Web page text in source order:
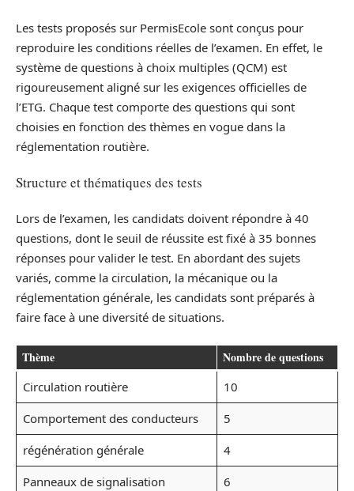
Les tests proposés sur PermisEcole sont conçus pour
reproduire les conditions réelles de l’examen. En effet, le
système de questions à choix multiples (QCM) est
rigoureusement aligné sur les exigences officielles de
l’ETG. Chaque test comporte des questions qui sont
choisies en fonction des thèmes en vogue dans la
réglementation routière.
Structure et thématiques des tests
Lors de l’examen, les candidats doivent répondre à 40
questions, dont le seuil de réussite est fixé à 35 bonnes
réponses pour valider le test. En abordant des sujets
variés, comme la circulation, la mécanique ou la
réglementation générale, les candidats sont préparés à
faire face à une diversité de situations.
Thème Nombre de questions
Circulation routière
10
Comportement des conducteurs
5
régénération générale
4
Panneaux de signalisation
6